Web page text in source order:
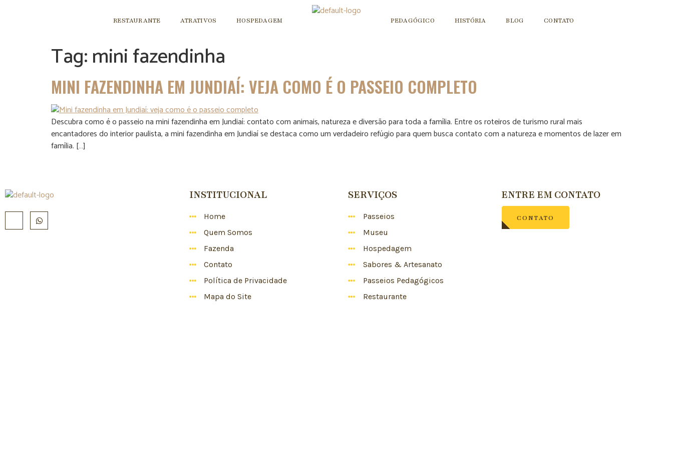
RESTAURANTE ATRATIVOS HOSPEDAGEM PEDAGÓGICO HISTÓRIA BLOG CONTATO
Tag:mini fazendinha
MINI FAZENDINHA EM JUNDIAÍ: VEJA COMO É O PASSEIO COMPLETO
Descubra como é o passeio na mini fazendinha em Jundiaí: contato com animais, natureza e diversão para toda a família. Entre os roteiros de turismo rural mais
encantadores do interior paulista, a mini fazendinha em Jundiaí se destaca como um verdadeiro refúgio para quem busca contato com a natureza e momentos de lazer em
família. […]
INSTITUCIONAL
Home
Quem Somos
Fazenda
Contato
Política de Privacidade
Mapa do Site
SERVIÇOS
Passeios
Museu
Hospedagem
Sabores & Artesanato
Passeios Pedagógicos
Restaurante
ENTRE EM CONTATO
CONTATO